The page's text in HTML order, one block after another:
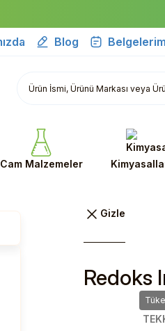
Blog
Cam Malzemeler
Redoks